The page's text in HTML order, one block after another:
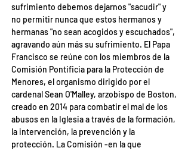
sufrimiento debemos dejarnos "sacudir" y
no permitir nunca que estos hermanos y
hermanas "no sean acogidos y escuchados",
agravando aún más su sufrimiento. El Papa
Francisco se reúne con los miembros de la
Comisión Pontificia para la Protección de
Menores, el organismo dirigido por el
cardenal Sean O'Malley, arzobispo de Boston,
creado en 2014 para combatir el mal de los
abusos en la Iglesia a través de la formación,
la intervención, la prevención y la
protección. La Comisión -en la que